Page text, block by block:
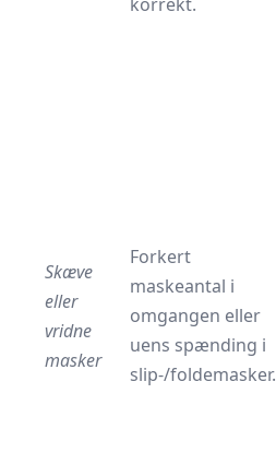
Skæve
eller
vridne
masker
Forkert
maskeantal i
omgangen eller
uens spænding i
slip-/foldemasker.